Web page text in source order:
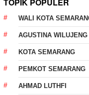
WALI KOTA
AGUSTINA WILUJENG
KOTA SEMARANG
PEMKOT SEMARANG
AHMAD LUTHFI